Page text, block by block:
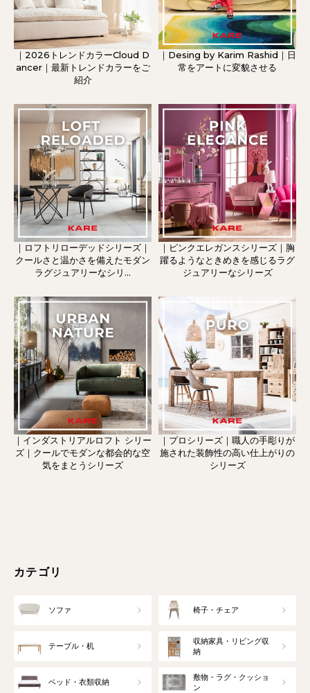
｜2026トレンドカラーCloud D
ancer｜最新トレンドカラーをご
紹介
｜Desing by Karim Rashid｜日
常をアートに変貌させる
｜ロフトリローデッドシリーズ｜
クールさと温かさを備えたモダン
ラグジュアリーなシリ...
｜ピンクエレガンスシリーズ｜胸
躍るようなときめきを感じるラグ
ジュアリーなシリーズ
｜インダストリアルロフト シリー
ズ｜クールでモダンな都会的な空
気をまとうシリーズ
｜プロシリーズ｜職人の手彫りが
施された装飾性の高い仕上がりの
シリーズ
カテゴリ
ソファ 椅子・チェア
テーブル・机
収納家具・リビング収
納
ベッド・衣類収納
敷物・ラグ・クッショ
ン